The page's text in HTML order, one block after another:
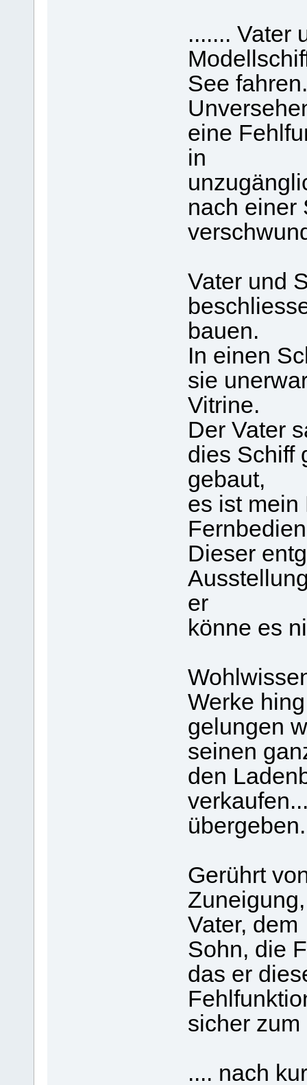
....... Vater
See fahren.
eine
in
nach einer
Vater und
bauen.
In einen
sie
Vitrine.
Der Vater
dies Schiff
gebaut,
es ist mein
Dieser
er
könne es
Werke
gelungen
seinen
den
übergeben.
Gerührt
Vater, dem
Sohn, die
das er
sicher
.... nach